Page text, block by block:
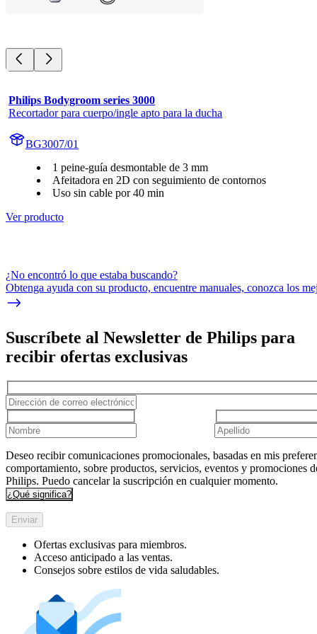
Philips Bodygroom series 3000
Recortador para cuerpo/ingle apto para la ducha
BG3007/01
1 peine-guía desmontable de 3 mm
Afeitadora en 2D con seguimiento de contornos
Uso sin cable por 40 min
Ver producto
¿No encontró lo que estaba buscando?
Obtenga ayuda con su producto, encuentre manuales, conozca los
Suscríbete al Newsletter de Philips para
recibir ofertas exclusivas
Deseo recibir comunicaciones promocionales, basadas en mis
comportamiento, sobre productos, servicios, eventos y promociones
Philips. Puedo cancelar la suscripción en cualquier momento.
¿Qué significa?
Enviar
Ofertas exclusivas para miembros.
Acceso anticipado a las ventas.
Consejos sobre estilos de vida saludables.